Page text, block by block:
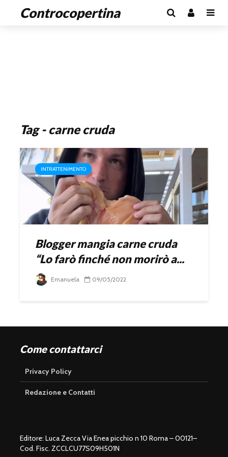
Controcopertina
Tag - carne cruda
INTRATTENIMENTO
Blogger mangia carne cruda
“Lo farò finché non morirò a...
Emanuela 09/05/2022
Come contattarci
Privacy Policy
Redazione e Contatti
Editore: Luca Zecca Via Enea picchio n 10 Roma – 00121–
Cod. Fisc. ZCCLCU77S09H501N